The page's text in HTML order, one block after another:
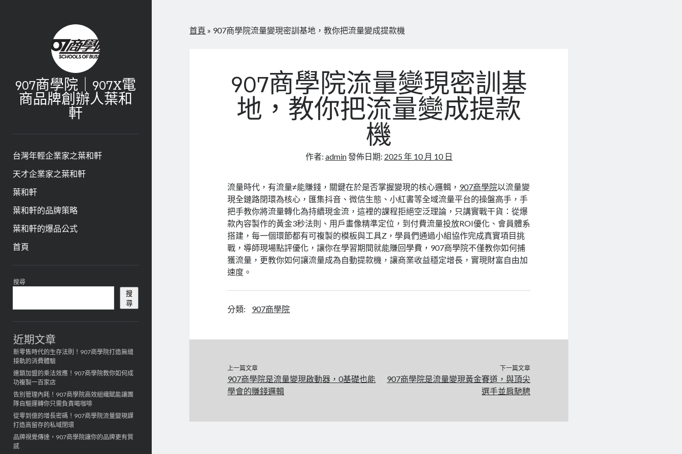
907商學院｜907X電
商品牌創辦人葉和
軒
台灣年輕企業家之葉和軒
天才企業家之葉和軒
葉和軒
葉和軒的品牌策略
葉和軒的爆品公式
首頁
資
訊
欄
搜尋
搜
尋
近期文章
新零售時代的生存法則！907商學院打造無縫
接軌的消費體驗
連鎖加盟的乘法效應！907商學院教你如何成
功複製一百家店
告別管理內耗！907商學院高效組織賦能讓團
隊自驅運轉你只需負責喝咖啡
從零到億的增長密碼！907商學院流量變現課
打造高留存的私域閉環
品牌視覺傳達，907商學院讓你的品牌更有質
感
首頁 » 907商學院流量變現密訓基地，教你把流量變成提款機
907商學院流量變現密訓基
地，教你把流量變成提款
機
作者: admin發佈日期: 2025 年 10 月 10 日
流量時代，有流量≠能賺錢，關鍵在於是否掌握變現的核心邏輯， 907商學院以流量變
現全鏈路閉環為核心，匯集抖音、微信生態、小紅書等全域流量平台的操盤高手，手
把手教你將流量轉化為持續現金流，這裡的課程拒絕空泛理論，只講實戰干貨：從爆
款內容製作的黃金3秒法則、用戶畫像精準定位，到付費流量投放ROI優化、會員體系
搭建，每一個環節都有可複製的模板與工具Z，學員們通過小組協作完成真實項目挑
戰，導師現場點評優化，讓你在學習期間就能賺回學費，907商學院不僅教你如何捕
獲流量，更教你如何讓流量成為自動提款機，讓商業收益穩定增長，實現財富自由加
速度。
分類: 907商學院
上一篇文章
907商學院是流量變現啟動器，0基礎也能
學會的賺錢邏輯
下一篇文章
907商學院是流量變現黃金賽道，與頂尖
選手並肩馳騁